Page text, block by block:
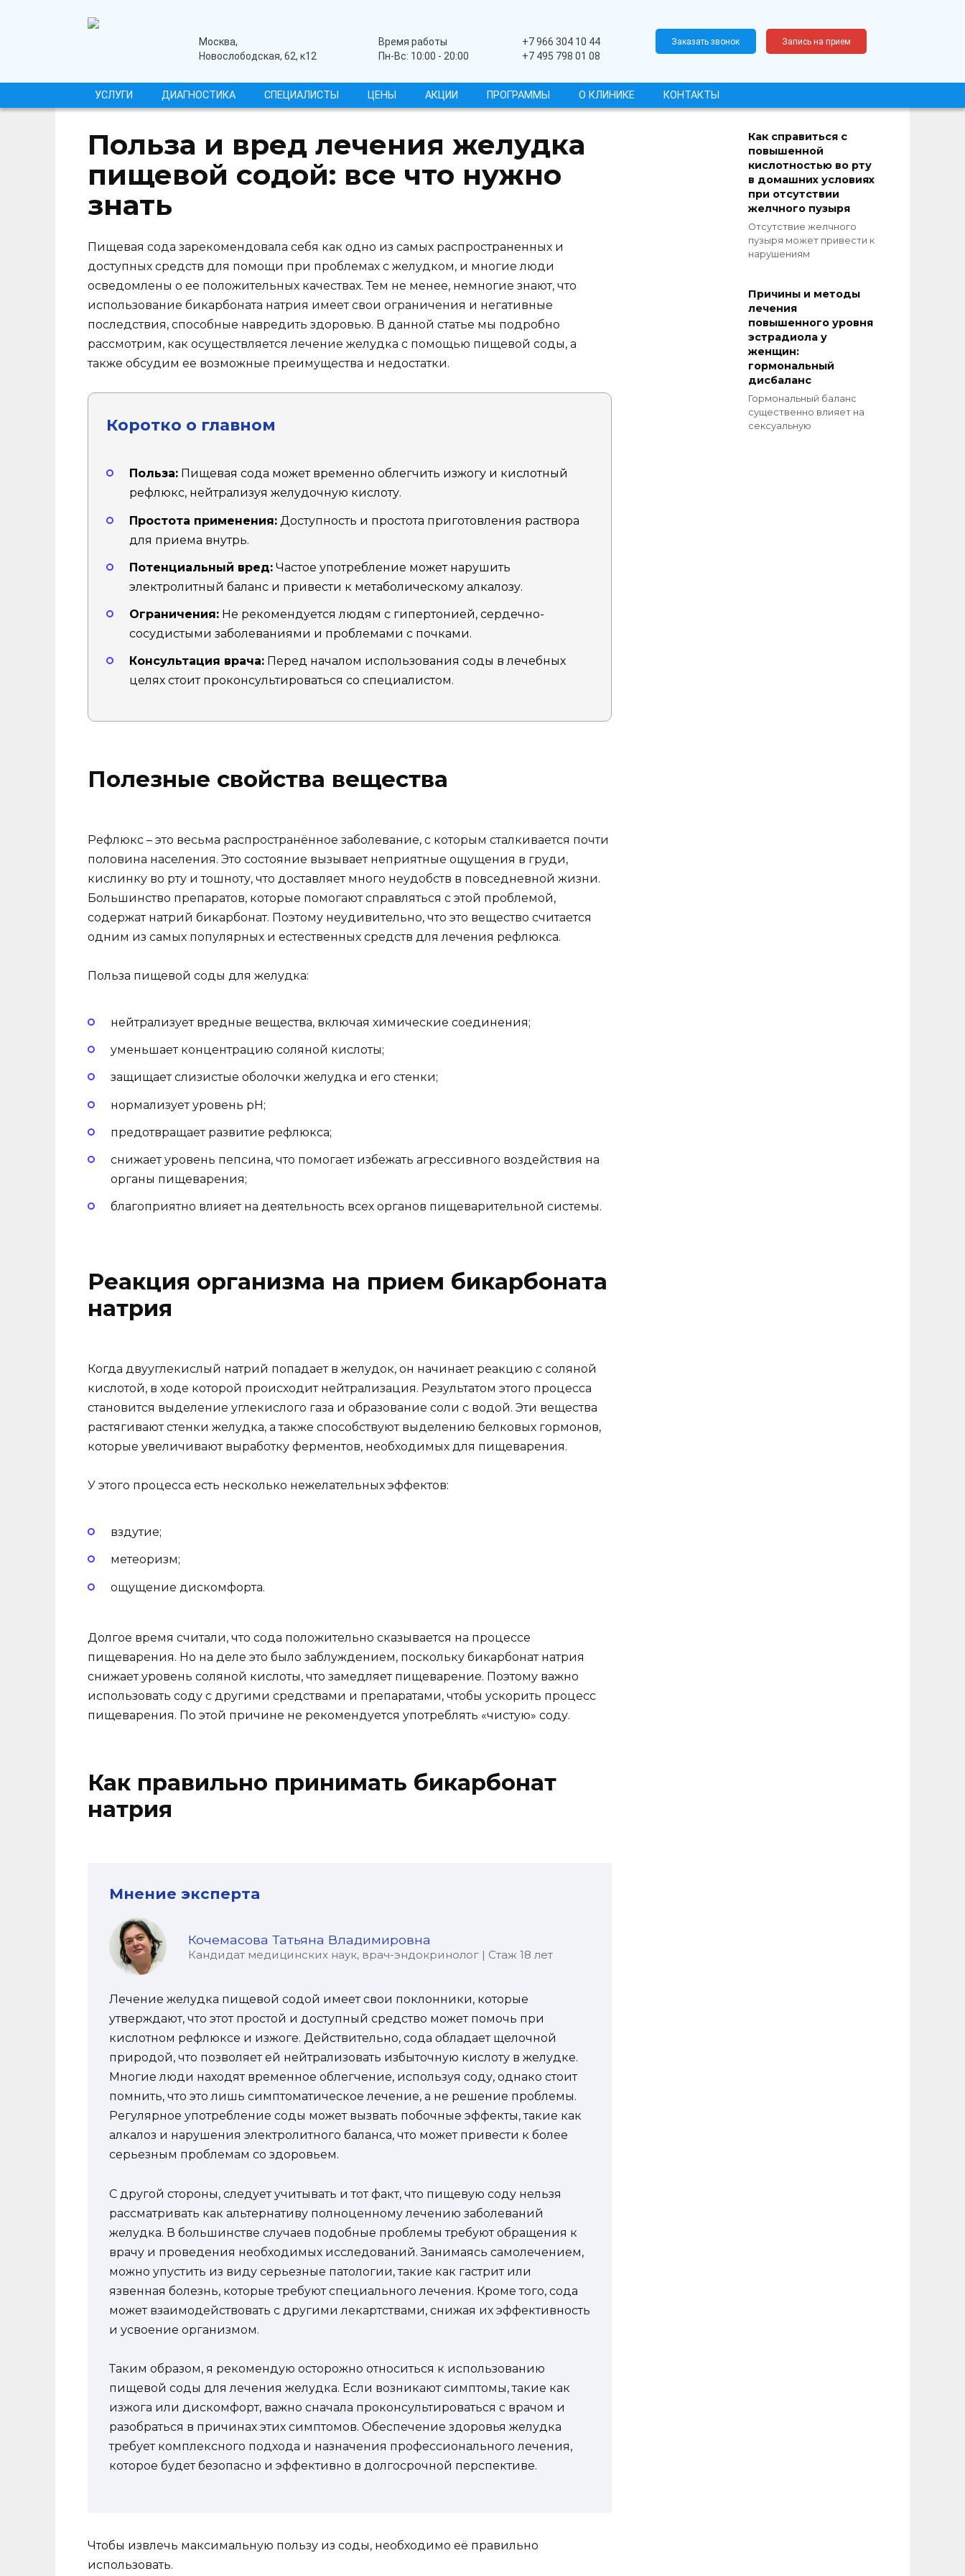
медицинский центрМосква,
Новослободская, 62, к12
Время работы
Пн-Вс: 10:00 - 20:00
+7 966 304 10 44
+7 495 798 01 08
Заказать звонок Запись на прием
УСЛУГИ ДИАГНОСТИКА СПЕЦИАЛИСТЫ ЦЕНЫ АКЦИИ ПРОГРАММЫ О КЛИНИКЕ КОНТАКТЫ
Польза и вред лечения желудка
пищевой содой: все что нужно
знать
Пищевая сода зарекомендовала себя как одно из самых распространенных и
доступных средств для помощи при проблемах с желудком, и многие люди
осведомлены о ее положительных качествах. Тем не менее, немногие знают, что
использование бикарбоната натрия имеет свои ограничения и негативные
последствия, способные навредить здоровью. В данной статье мы подробно
рассмотрим, как осуществляется лечение желудка с помощью пищевой соды, а
также обсудим ее возможные преимущества и недостатки.
Коротко о главном
Польза: Пищевая сода может временно облегчить изжогу и кислотный
рефлюкс, нейтрализуя желудочную кислоту.
Простота применения: Доступность и простота приготовления раствора
для приема внутрь.
Потенциальный вред: Частое употребление может нарушить
электролитный баланс и привести к метаболическому алкалозу.
Ограничения: Не рекомендуется людям с гипертонией, сердечно-
сосудистыми заболеваниями и проблемами с почками.
Консультация врача: Перед началом использования соды в лечебных
целях стоит проконсультироваться со специалистом.
Полезные свойства вещества
Рефлюкс – это весьма распространённое заболевание, с которым сталкивается почти
половина населения. Это состояние вызывает неприятные ощущения в груди,
кислинку во рту и тошноту, что доставляет много неудобств в повседневной жизни.
Большинство препаратов, которые помогают справляться с этой проблемой,
содержат натрий бикарбонат. Поэтому неудивительно, что это вещество считается
одним из самых популярных и естественных средств для лечения рефлюкса.
Польза пищевой соды для желудка:
нейтрализует вредные вещества, включая химические соединения;
уменьшает концентрацию соляной кислоты;
защищает слизистые оболочки желудка и его стенки;
нормализует уровень pH;
предотвращает развитие рефлюкса;
снижает уровень пепсина, что помогает избежать агрессивного воздействия на
органы пищеварения;
благоприятно влияет на деятельность всех органов пищеварительной системы.
Реакция организма на прием бикарбоната
натрия
Когда двууглекислый натрий попадает в желудок, он начинает реакцию с соляной
кислотой, в ходе которой происходит нейтрализация. Результатом этого процесса
становится выделение углекислого газа и образование соли с водой. Эти вещества
растягивают стенки желудка, а также способствуют выделению белковых гормонов,
которые увеличивают выработку ферментов, необходимых для пищеварения.
У этого процесса есть несколько нежелательных эффектов:
вздутие;
метеоризм;
ощущение дискомфорта.
Долгое время считали, что сода положительно сказывается на процессе
пищеварения. Но на деле это было заблуждением, поскольку бикарбонат натрия
снижает уровень соляной кислоты, что замедляет пищеварение. Поэтому важно
использовать соду с другими средствами и препаратами, чтобы ускорить процесс
пищеварения. По этой причине не рекомендуется употреблять «чистую» соду.
Как правильно принимать бикарбонат
натрия
Мнение эксперта
Кочемасова Татьяна Владимировна
Кандидат медицинских наук, врач-эндокринолог | Стаж 18 лет
Лечение желудка пищевой содой имеет свои поклонники, которые
утверждают, что этот простой и доступный средство может помочь при
кислотном рефлюксe и изжоге. Действительно, сода обладает щелочной
природой, что позволяет ей нейтрализовать избыточную кислоту в желудке.
Многие люди находят временное облегчение, используя соду, однако стоит
помнить, что это лишь симптоматическое лечение, а не решение проблемы.
Регулярное употребление соды может вызвать побочные эффекты, такие как
алкалоз и нарушения электролитного баланса, что может привести к более
серьезным проблемам со здоровьем.
С другой стороны, следует учитывать и тот факт, что пищевую соду нельзя
рассматривать как альтернативу полноценному лечению заболеваний
желудка. В большинстве случаев подобные проблемы требуют обращения к
врачу и проведения необходимых исследований. Занимаясь самолечением,
можно упустить из виду серьезные патологии, такие как гастрит или
язвенная болезнь, которые требуют специального лечения. Кроме того, сода
может взаимодействовать с другими лекартствами, снижая их эффективность
и усвоение организмом.
Таким образом, я рекомендую осторожно относиться к использованию
пищевой соды для лечения желудка. Если возникают симптомы, такие как
изжога или дискомфорт, важно сначала проконсультироваться с врачом и
разобраться в причинах этих симптомов. Обеспечение здоровья желудка
требует комплексного подхода и назначения профессионального лечения,
которое будет безопасно и эффективно в долгосрочной перспективе.
Чтобы извлечь максимальную пользу из соды, необходимо её правильно
использовать.
Как справиться с
повышенной
кислотностью во рту
в домашних условиях
при отсутствии
желчного пузыря
Отсутствие желчного
пузыря может привести к
нарушениям
Причины и методы
лечения
повышенного уровня
эстрадиола у
женщин:
гормональный
дисбаланс
Гормональный баланс
существенно влияет на
сексуальную